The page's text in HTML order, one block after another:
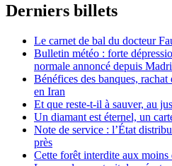
Derniers billets
Le carnet de bal du docteur
Bulletin météo : forte
normale annoncé depuis
Bénéfices des banques,
en Iran
Et que reste-t-il à sauver, au
Un diamant est éternel, un
Note de service : l’État
près
Cette forêt interdite aux moins